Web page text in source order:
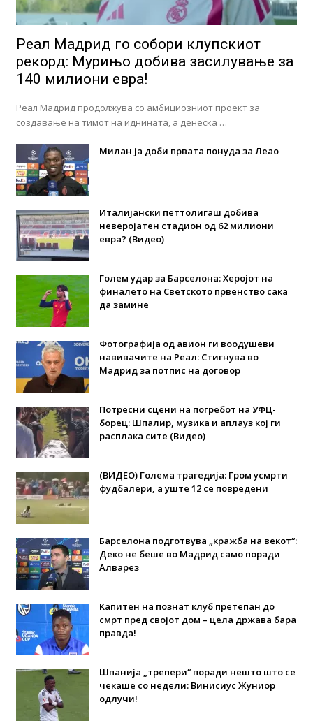
Реал Мадрид го собори клупскиот
рекорд: Мурињо добива засилување за
140 милиони евра!
Реал Мадрид продолжува со амбициозниот проект за
создавање на тимот на иднината, а денеска …
Милан ја доби првата понуда за Леао
Италијански петтолигаш добива
неверојатен стадион од 62 милиони
евра? (Видео)
Голем удар за Барселона: Херојот на
финалето на Светското првенство сака
да замине
Фотографија од авион ги воодушеви
навивачите на Реал: Стигнува во
Мадрид за потпис на договор
Потресни сцени на погребот на УФЦ-
борец: Шпалир, музика и аплауз кој ги
расплака сите (Видео)
(ВИДЕО) Голема трагедија: Гром усмрти
фудбалери, а уште 12 се повредени
Барселона подготвува „кражба на векот“:
Деко не беше во Мадрид само поради
Алварез
Капитен на познат клуб претепан до
смрт пред својот дом – цела држава бара
правда!
Шпанија „трепери“ поради нешто што се
чекаше со недели: Винисиус Жуниор
одлучи!